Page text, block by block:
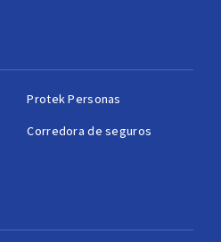
Protek Personas
Corredora de seguros